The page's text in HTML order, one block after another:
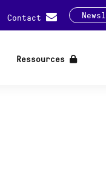
Contact
Ressources